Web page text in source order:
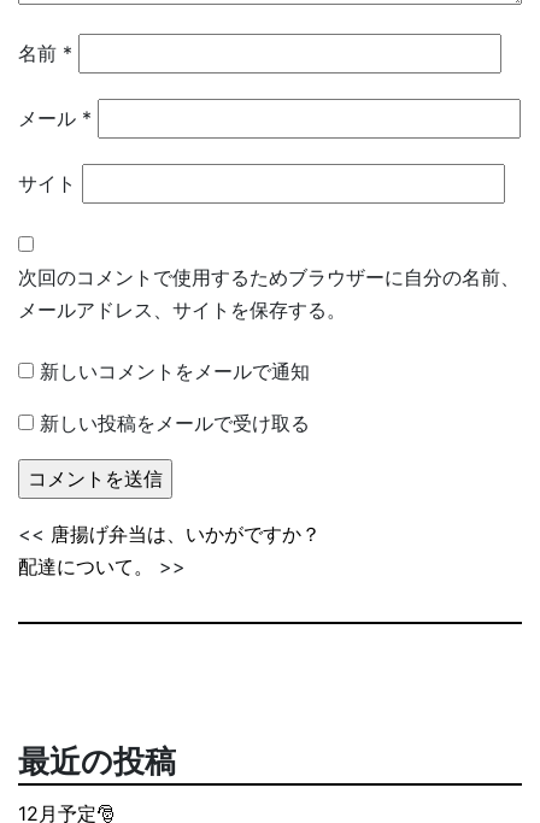
名前 *
メール *
サイト
次回のコメントで使用するためブラウザーに自分の名前、
メールアドレス、サイトを保存する。
新しいコメントをメールで通知
新しい投稿をメールで受け取る
<< 唐揚げ弁当は、いかがですか？
配達について。
>>
最近の投稿
12月予定🎅